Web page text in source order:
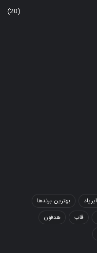
(20)
ایرپاد
بهترین برندها
قاب
هدفون